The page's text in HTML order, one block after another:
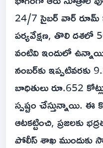
24/7 సైబర్ వార్ రూమ్
పర్యవేక్షణ, తొలి దశలో
వంటివి ఇందులో
నంబర్‌కు ఇప్పటివరకు
బాధితులు రూ.652
స్పష్టం చేస్తున్నాయి. ఈ
ఆటకట్టించి, ప్రజలకు
పోలీస్ శాఖ ముందుకు